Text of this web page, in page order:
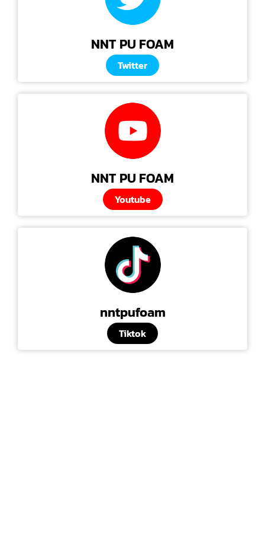
NNT PU FOAM
Twitter
NNT PU FOAM
Youtube
nntpufoam
Tiktok